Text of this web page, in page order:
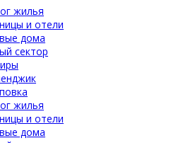
жилья
и отели
дома
сектор
жилья
и отели
дома